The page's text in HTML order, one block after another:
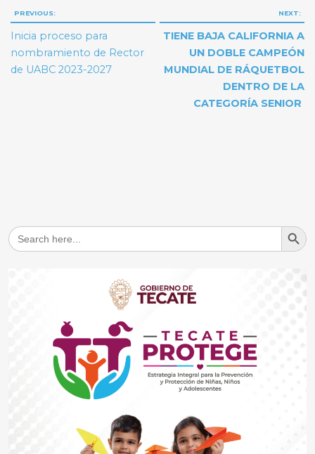
Navegación
de
entradas
PREVIOUS:
Inicia proceso para
nombramiento de Rector
de UABC 2023-2027
NEXT:
TIENE BAJA CALIFORNIA A
UN DOBLE CAMPEÓN
MUNDIAL DE RÁQUETBOL
DENTRO DE LA
CATEGORÍA SENIOR
Search
for:
Search